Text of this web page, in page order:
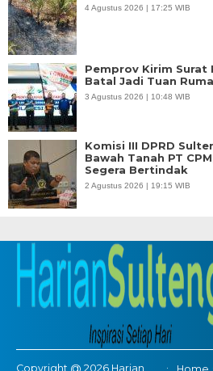
4 Agustus 2026 | 17:25 WIB
Pemprov Kirim Surat
Batal Jadi Tuan
3 Agustus 2026 | 10:48 WIB
Komisi III DPRD
Bawah Tanah PT
Segera Bertindak
2 Agustus 2026 | 19:15 WIB
Copyright @ 2026 Harian